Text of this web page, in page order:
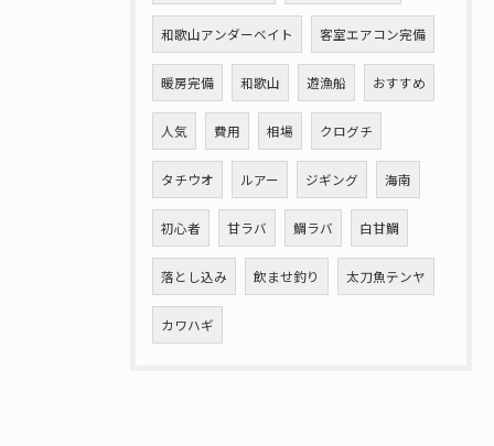
和歌山アンダーベイト 客室エアコン完備
暖房完備 和歌山 遊漁船 おすすめ
人気 費用 相場 クログチ
タチウオ ルアー ジギング 海南
初心者 甘ラバ 鯛ラバ 白甘鯛
落とし込み 飲ませ釣り 太刀魚テンヤ
カワハギ